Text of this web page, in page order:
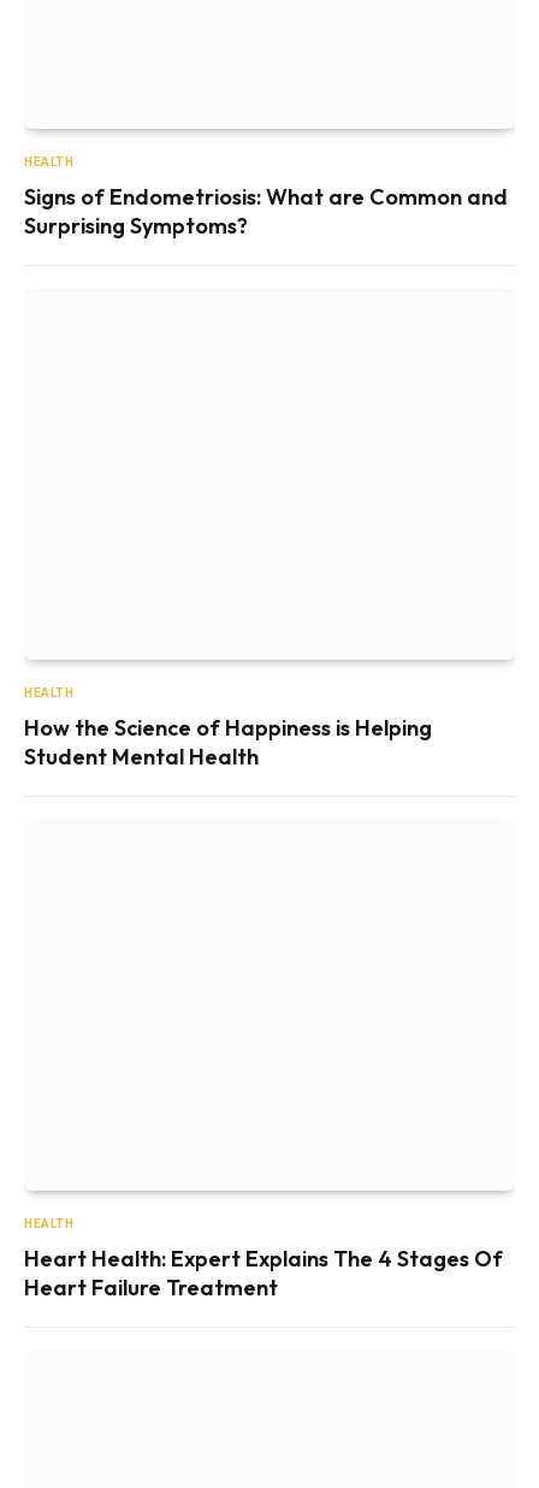
HEALTH
Signs of Endometriosis: What are Common and
Surprising Symptoms?
HEALTH
How the Science of Happiness is Helping
Student Mental Health
HEALTH
Heart Health: Expert Explains The 4 Stages Of
Heart Failure Treatment